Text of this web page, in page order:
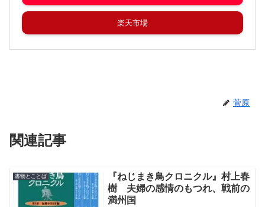
楽天市場
菅原
関連記事
書物とことば
『ねじまき鳥クロニクル』村上春
樹 夫婦の感情のもつれ、戦前の
満州国